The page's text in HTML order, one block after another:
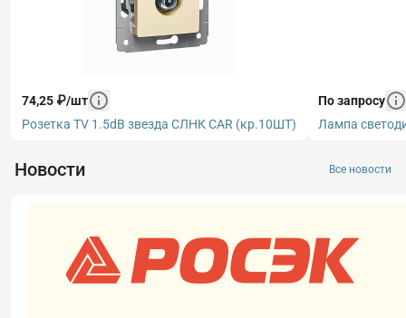
74,25 ₽/шт
Розетка TV 1.5dB звезда СЛНК CAR (кр.10ШТ)
По запросу
Лампа
Новости Все новости